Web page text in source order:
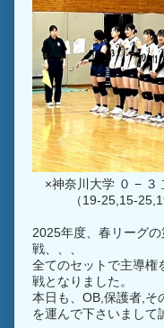
×神奈川大学 ０ − ３
（19-25,15-
2025年度、春リーグ
戦、、、
全てのセットで主導権
戦となりました。
本日も、OB,保護者,そ
を運んで下さいまして